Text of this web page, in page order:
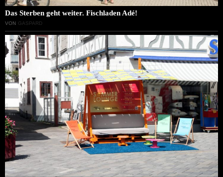
Das Sterben geht weiter. Fischladen Adé!
VON GASPARD